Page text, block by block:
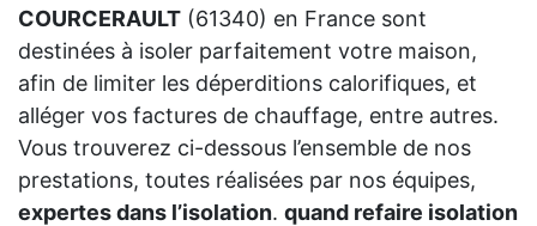
COURCERAULT (61340) en France sont
destinées à isoler parfaitement votre maison,
afin de limiter les déperditions calorifiques, et
alléger vos factures de chauffage, entre autres.
Vous trouverez ci-dessous l’ensemble de nos
prestations, toutes réalisées par nos équipes,
expertes dans l’isolation. quand refaire isolation